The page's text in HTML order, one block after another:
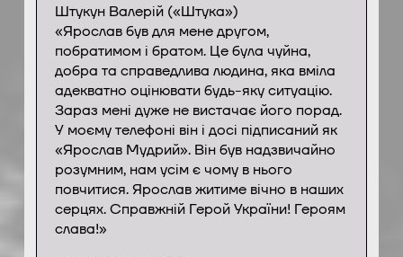
Штукун Валерій («Штука»)
«Ярослав був для мене другом,
побратимом і братом. Це була чуйна,
добра та справедлива людина, яка вміла
адекватно оцінювати будь-яку ситуацію.
Зараз мені дуже не вистачає його порад.
У моєму телефоні він і досі підписаний як
«Ярослав Мудрий». Він був надзвичайно
розумним, нам усім є чому в нього
повчитися. Ярослав житиме вічно в наших
серцях. Справжній Герой України! Героям
слава!»